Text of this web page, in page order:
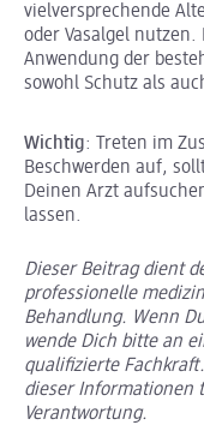
vielversprechende
oder Vasalgel
Anwendung der
sowohl Schutz als
Wichtig: Treten im
Beschwerden auf,
Deinen Arzt
lassen.
Dieser Beitrag dient
professionelle
Behandlung. Wenn
wende Dich bitte an
qualifizierte
dieser Informationen
Verantwortung.